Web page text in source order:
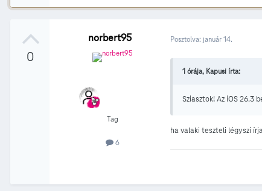
0
norbert95
Tag
6
Posztolva: január 14.
1 órája, Kapusi írta:
Sziasztok! Az iOS 26.3
ha valaki teszteli légyszi